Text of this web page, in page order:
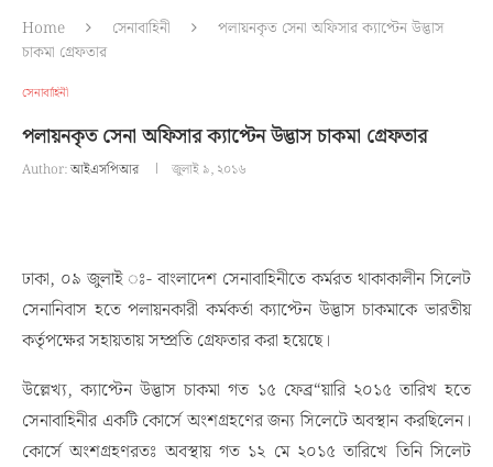
Home সেনাবাহিনী
পলায়নকৃত সেনা অফিসার ক্যাপ্টেন উদ্ভাস
চাকমা গ্রেফতার
সেনাবাহিনী
পলায়নকৃত সেনা অফিসার ক্যাপ্টেন উদ্ভাস চাকমা গ্রেফতার
Author:আইএসপিআর জুলাই ৯, ২০১৬
ঢাকা, ০৯ জুলাই ঃ- বাংলাদেশ সেনাবাহিনীতে কর্মরত থাকাকালীন সিলেট
সেনানিবাস হতে পলায়নকারী কর্মকর্তা ক্যাপ্টেন উদ্ভাস চাকমাকে ভারতীয়
কর্তৃপক্ষের সহায়তায় সম্প্রতি গ্রেফতার করা হয়েছে।
উল্লেখ্য, ক্যাপ্টেন উদ্ভাস চাকমা গত ১৫ ফেব্র“য়ারি ২০১৫ তারিখ হতে
সেনাবাহিনীর একটি কোর্সে অংশগ্রহণের জন্য সিলেটে অবস্থান করছিলেন।
কোর্সে অংশগ্রহণরতঃ অবস্থায় গত ১২ মে ২০১৫ তারিখে তিনি সিলেট